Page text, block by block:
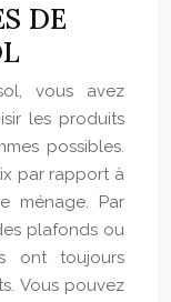
DE
vous avez
les produits
possibles.
par rapport à
ménage. Par
plafonds ou
ont toujours
Vous pouvez